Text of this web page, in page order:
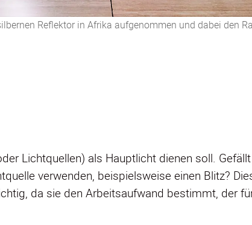
Reflektor in Afrika aufgenommen und dabei den
Lichtquellen) als Hauptlicht dienen soll.
verwenden, beispielsweise einen Blitz?
da sie den Arbeitsaufwand bestimmt, der